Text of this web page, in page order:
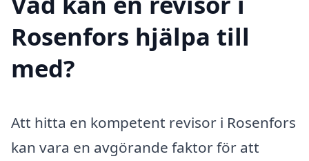
Rosenfors hjälpa till
med?
Att hitta en kompetent revisor i Rosenfors
kan vara en avgörande faktor för att